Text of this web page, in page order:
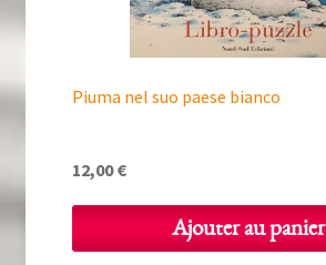
Piuma nel suo paese bianco
12,00€
Ajouter au panier